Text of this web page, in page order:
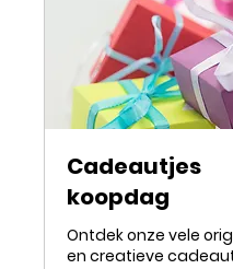
Cadeautjes
koopdag
Ontdek onze vele
en creatieve